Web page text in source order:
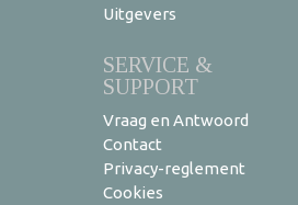
Uitgevers
SERVICE &
SUPPORT
Vraag en Antwoord
Contact
Privacy-reglement
Cookies